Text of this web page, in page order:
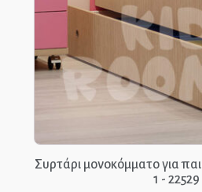
Συρτάρι μονοκόμματο για
1 - 22529